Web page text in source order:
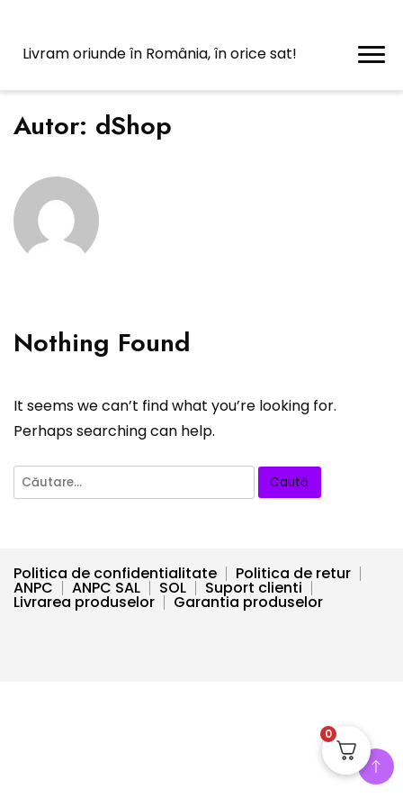
Livram oriunde în România, în orice sat!
Autor: dShop
Nothing Found
It seems we can’t find what you’re looking for.
Perhaps searching can help.
Caută
după:
Politica de confidentialitate Politica de retur
ANPC ANPC SAL SOL Suport clienti
Livrarea produselor Garantia produselor
0